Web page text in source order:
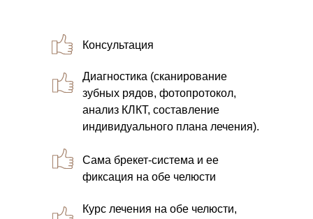
Консультация
Диагностика (сканирование
зубных рядов, фотопротокол,
анализ КЛКТ, составление
индивидуального плана лечения).
Сама брекет-система и ее
фиксация на обе челюсти
Курс лечения на обе челюсти,